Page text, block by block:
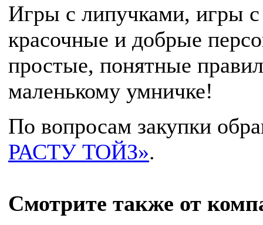
Игры с липучками, игры
красочные и добрые
простые, понятные
маленькому умничке!
По вопросам закупки
РАСТУ ТОЙЗ».
Смотрите также от